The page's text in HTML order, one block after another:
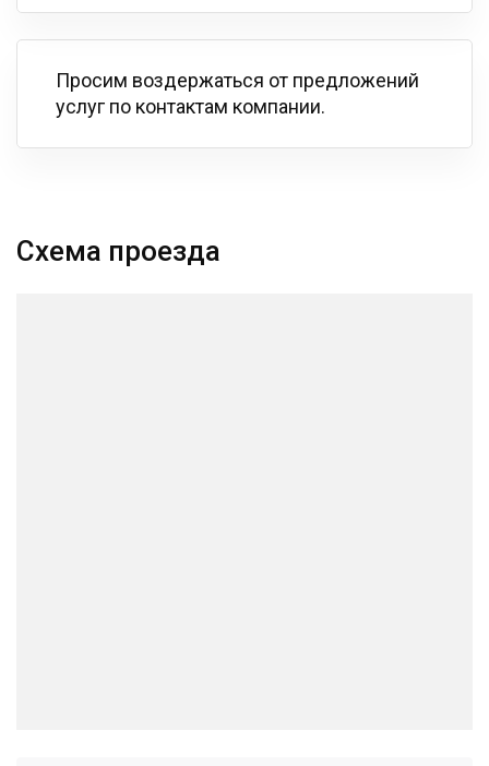
Просим воздержаться от предложений
услуг по контактам компании.
Схема проезда